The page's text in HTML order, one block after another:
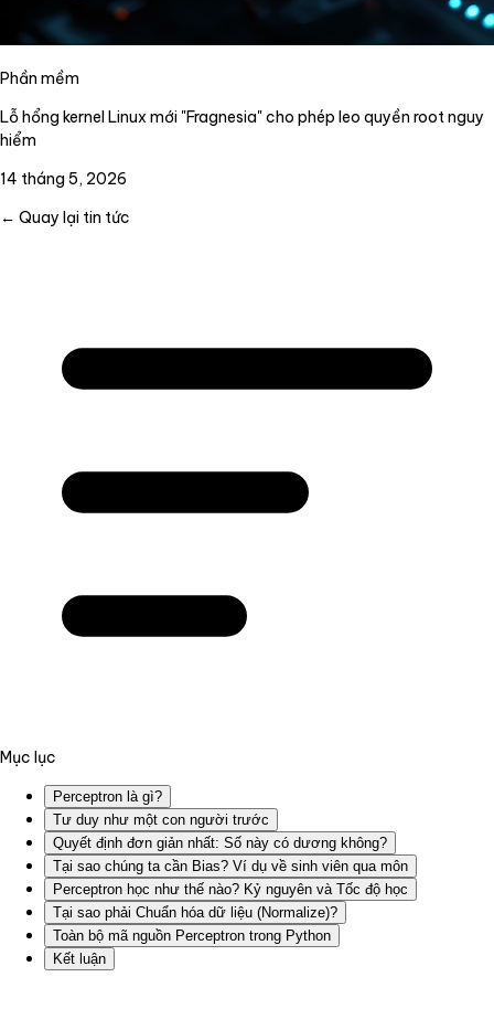
Phần mềm
Lỗ hổng kernel Linux mới "Fragnesia" cho phép leo quyền root nguy
hiểm
14 tháng 5, 2026
← Quay lại tin tức
Mục lục
Perceptron là gì?
Tư duy như một con người trước
Quyết định đơn giản nhất: Số này có dương không?
Tại sao chúng ta cần Bias? Ví dụ về sinh viên qua môn
Perceptron học như thế nào? Kỷ nguyên và Tốc độ học
Tại sao phải Chuẩn hóa dữ liệu (Normalize)?
Toàn bộ mã nguồn Perceptron trong Python
Kết luận